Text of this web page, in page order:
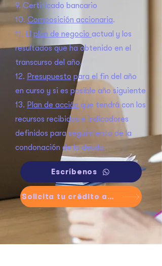
9. Certificado bancario
10. Composición accionaria.
11. El plan de negocio actual y los
resultados que ha obtenido en el
transcurso del año.
12. Presupuesto para el fin del año
en curso y si es posible año siguiente
13. Plan de acción que tendrá con los
recursos recibidos e indicadores
definidos para seguimiento de la
condonación de la deuda.
Escríbenos
Solicita tu crédito aquí